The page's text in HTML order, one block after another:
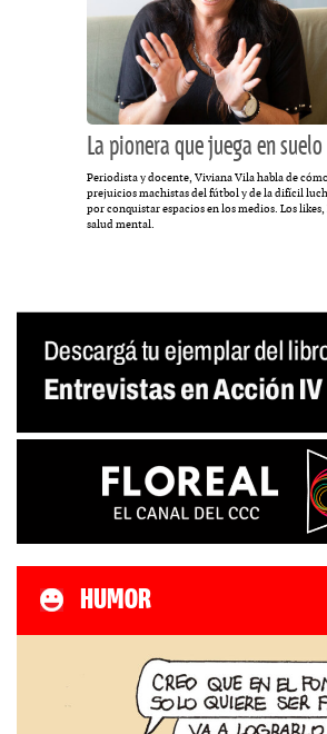
La pionera que juega en
Periodista y docente, Viviana Vila habla de
prejuicios machistas del fútbol y de la difícil
por conquistar espacios en los medios. Los
salud mental.
HUMOR